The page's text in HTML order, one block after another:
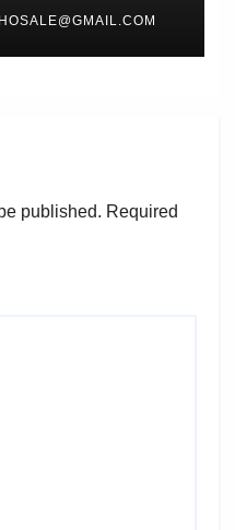
published. Required